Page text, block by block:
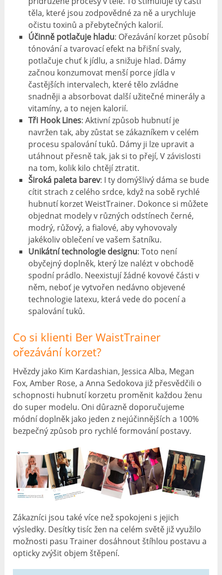
těla, které jsou zodpovědné za ně a urychluje
očistu toxinů a přebytečných kalorií.
Účinně potlačuje hladu: Ořezávání korzet působí
tónování a tvarovací efekt na břišní svaly,
potlačuje chuť k jídlu, a snižuje hlad. Dámy
začnou konzumovat menší porce jídla v
častějších intervalech, které tělo zvládne
snadněji a absorbovat další užitečné minerály a
vitamíny, a to nejen kalorií.
Tři Hook Lines: Aktivní způsob hubnutí je
navržen tak, aby zůstat se zákazníkem v celém
procesu spalování tuků. Dámy ji lze upravit a
utáhnout přesně tak, jak si to přejí, V závislosti
na tom, kolik kilo chtějí ztratit.
Široká paleta barev: I ty domýšlivý dáma se bude
cítit strach z celého srdce, když na sobě rychlé
hubnutí korzet WeistTrainer. Dokonce si můžete
objednat modely v různých odstínech černé,
modrý, růžový, a fialové, aby vyhovovaly
jakékoliv oblečení ve vašem šatníku.
Unikátní technologie designu: Toto není
obyčejný doplněk, který lze nalézt v obchodě
spodní prádlo. Neexistují žádné kovové části v
něm, neboť je vytvořen nedávno objevené
technologie latexu, která vede do pocení a
spalování tuků.
Co si klienti Ber WaistTrainer
ořezávání korzet?
Hvězdy jako Kim Kardashian, Jessica Alba, Megan
Fox, Amber Rose, a Anna Sedokova již přesvědčili o
schopnosti hubnutí korzetu proměnit každou ženu
do super modelu. Oni důrazně doporučujeme
módní doplněk jako jeden z nejúčinnějších a 100%
bezpečný způsob pro rychlé formování postavy.
Zákazníci jsou také více než spokojeni s jejich
výsledky. Desítky tisíc žen na celém světě již využilo
možnosti pasu Trainer dosáhnout štíhlou postavu a
opticky zvýšit objem štěpení.